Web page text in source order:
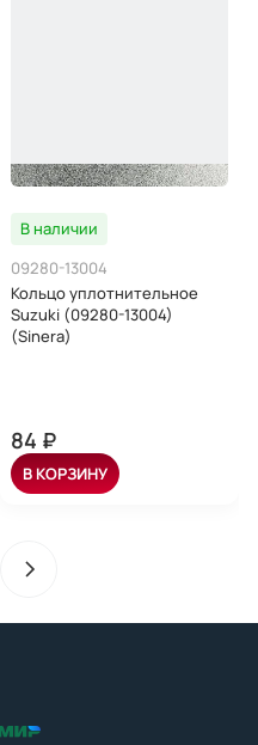
В наличии
09280-13004
Кольцо уплотнительное
Suzuki (09280-13004)
(Sinera)
84 ₽
В КОРЗИНУ